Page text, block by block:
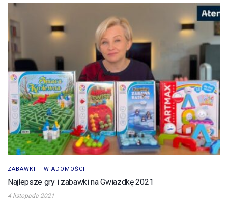
ZABAWKI – WIADOMOŚCI
Najlepsze gry i zabawki na Gwiazdkę 2021
4 listopada 2021